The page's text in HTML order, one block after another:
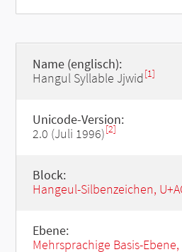
Name (englisch):
Hangul Syllable Jjwid[1]
Unicode-Version:
2.0 (Juli 1996)[2]
Block:
Hangeul-Silbenzeichen,
Ebene:
Mehrsprachige Basis-Ebene,